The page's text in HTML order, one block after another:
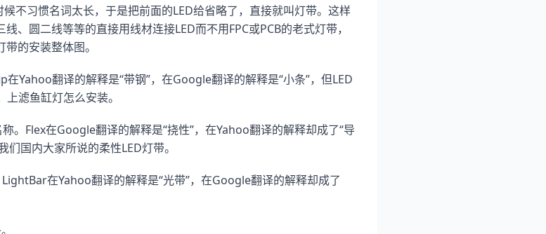
不习惯名词太长，于是把前面的LED给省略了，直接就叫灯带。这样
、圆二线等等的直接用线材连接LED而不用FPC或PCB的老式灯带，
的安装整体图。
Yahoo翻译的解释是“带钢”，在Google翻译的解释是“小条”，但LED
滤鱼缸灯怎么安装。
。Flex在Google翻译的解释是“挠性”，在Yahoo翻译的解释却成了“导
国内大家所说的柔性LED灯带。
在Yahoo翻译的解释是“光带”，在Google翻译的解释却成了